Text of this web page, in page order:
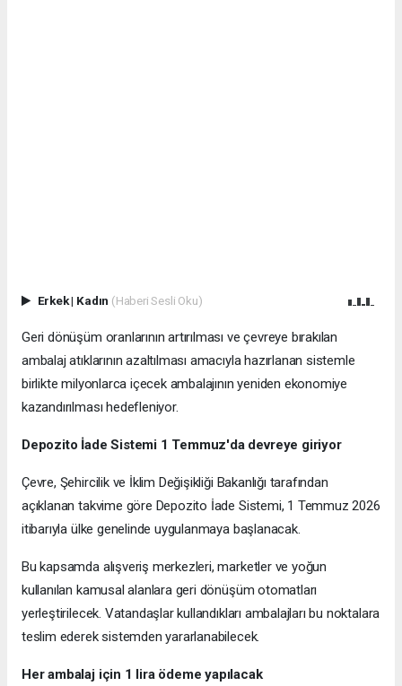
Erkek| Kadın (Haberi Sesli Oku)
Geri dönüşüm oranlarının artırılması ve çevreye bırakılan
ambalaj atıklarının azaltılması amacıyla hazırlanan sistemle
birlikte milyonlarca içecek ambalajının yeniden ekonomiye
kazandırılması hedefleniyor.
Depozito İade Sistemi 1 Temmuz'da devreye giriyor
Çevre, Şehircilik ve İklim Değişikliği Bakanlığı tarafından
açıklanan takvime göre Depozito İade Sistemi, 1 Temmuz 2026
itibarıyla ülke genelinde uygulanmaya başlanacak.
Bu kapsamda alışveriş merkezleri, marketler ve yoğun
kullanılan kamusal alanlara geri dönüşüm otomatları
yerleştirilecek. Vatandaşlar kullandıkları ambalajları bu noktalara
teslim ederek sistemden yararlanabilecek.
Her ambalaj için 1 lira ödeme yapılacak